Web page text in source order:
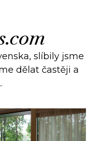
slíbily jsme
dělat častěji a